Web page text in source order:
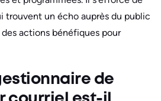
trouvent un écho auprès du public
actions bénéfiques pour
de